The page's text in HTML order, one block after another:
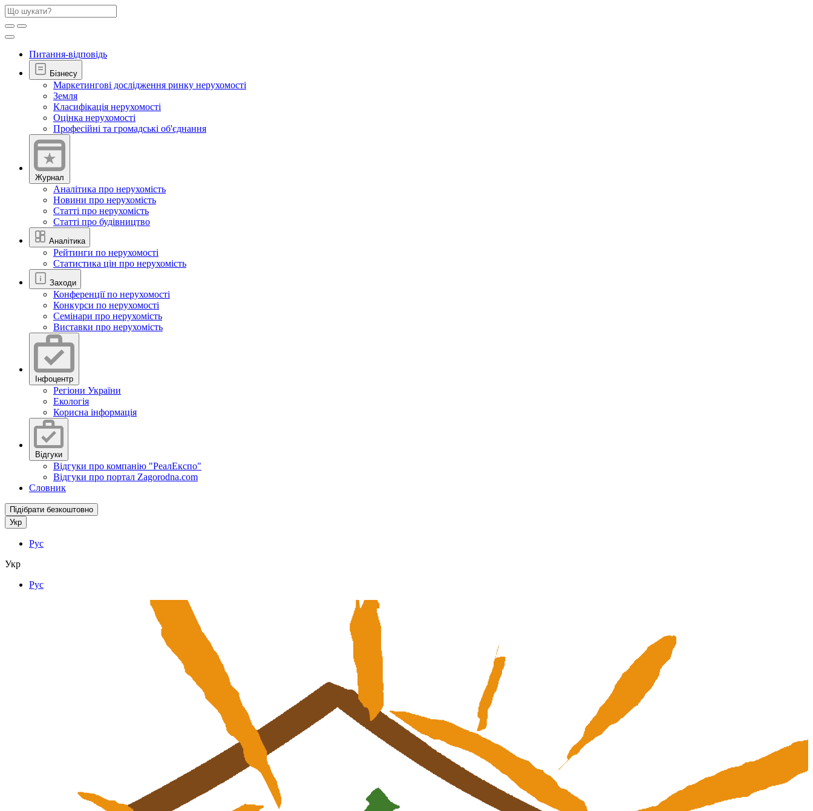
Питання-відповідь
Бізнесу
Маркетингові дослідження ринку нерухомості
Земля
Класифікація нерухомості
Оцінка нерухомості
Професійні та громадські об'єднання
Журнал
Аналітика про нерухомість
Новини про нерухомість
Статті про нерухомість
Статті про будівництво
Аналітика
Рейтинги по нерухомості
Статистика цін про нерухомість
Заходи
Конференції по нерухомості
Конкурси по нерухомості
Семінари про нерухомість
Виставки про нерухомість
Інфоцентр
Регіони України
Екологія
Корисна інформація
Відгуки
Відгуки про компанію "РеалЕкспо"
Відгуки про портал Zagorodna.com
Словник
Підібрати безкоштовно
Укр
Рус
Укр
Рус